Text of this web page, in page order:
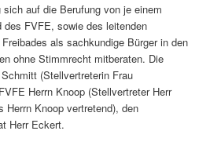
auf die Berufung von je einem
des FVFE, sowie des leitenden
als sachkundige Bürger in den
ohne Stimmrecht mitberaten. Die
(Stellvertreterin Frau
Herrn Knoop (Stellvertreter Herr
Herrn Knoop vertretend), den
Herr Eckert.